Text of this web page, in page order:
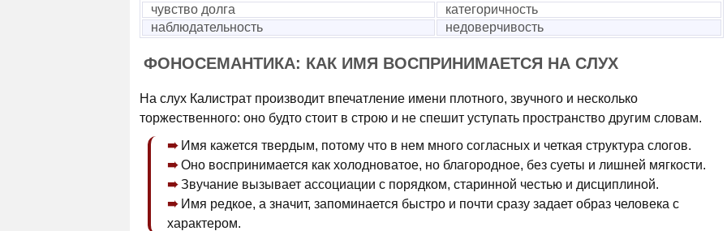
чувство долга
категоричность
наблюдательность
недоверчивость
ФОНОСЕМАНТИКА: КАК ИМЯ ВОСПРИНИМАЕТСЯ НА СЛУХ
На слух Калистрат производит впечатление имени плотного, звучного и несколько
торжественного: оно будто стоит в строю и не спешит уступать пространство другим словам.
Имя кажется твердым, потому что в нем много согласных и четкая структура слогов.
Оно воспринимается как холодноватое, но благородное, без суеты и лишней мягкости.
Звучание вызывает ассоциации с порядком, старинной честью и дисциплиной.
Имя редкое, а значит, запоминается быстро и почти сразу задает образ человека с
характером.